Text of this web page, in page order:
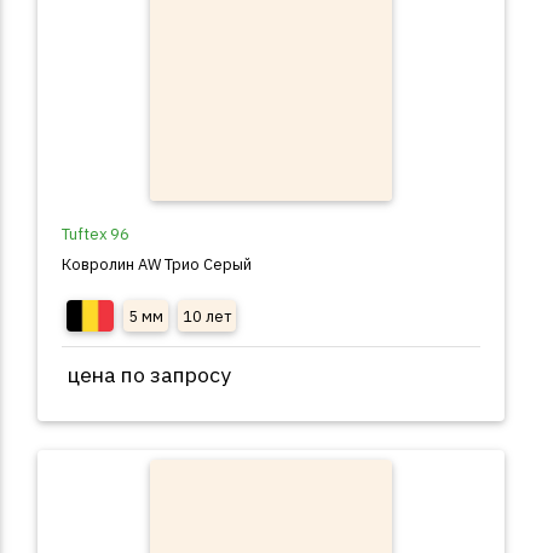
Tuftex 96
Ковролин AW Трио Серый
5 мм 10 лет
цена по запросу